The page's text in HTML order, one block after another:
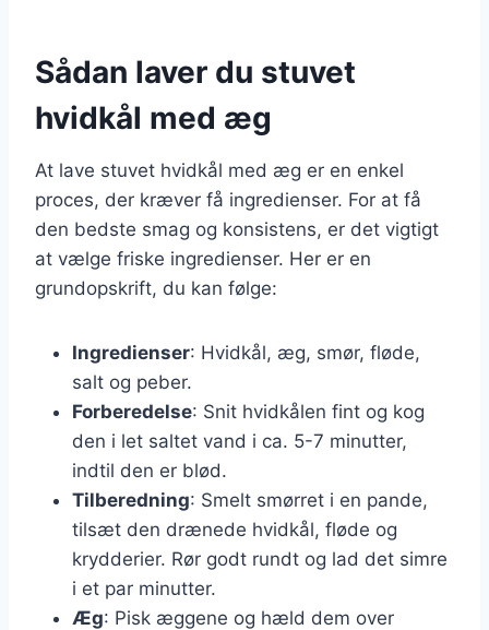
Sådan laver du stuvet
hvidkål med æg
At lave stuvet hvidkål med æg er en enkel
proces, der kræver få ingredienser. For at få
den bedste smag og konsistens, er det vigtigt
at vælge friske ingredienser. Her er en
grundopskrift, du kan følge:
Ingredienser: Hvidkål, æg, smør, fløde,
salt og peber.
Forberedelse: Snit hvidkålen fint og kog
den i let saltet vand i ca. 5-7 minutter,
indtil den er blød.
Tilberedning: Smelt smørret i en pande,
tilsæt den drænede hvidkål, fløde og
krydderier. Rør godt rundt og lad det simre
i et par minutter.
Æg: Pisk æggene og hæld dem over